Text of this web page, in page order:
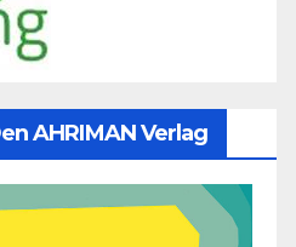
AHRIMAN Verlag